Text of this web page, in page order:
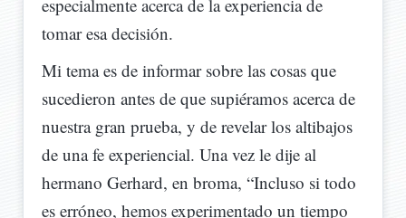
especialmente acerca de la experiencia de
tomar esa decisión.
Mi tema es de informar sobre las cosas que
sucedieron antes de que supiéramos acerca de
nuestra gran prueba, y de revelar los altibajos
de una fe experiencial. Una vez le dije al
hermano Gerhard, en broma, “Incluso si todo
es erróneo, hemos experimentado un tiempo